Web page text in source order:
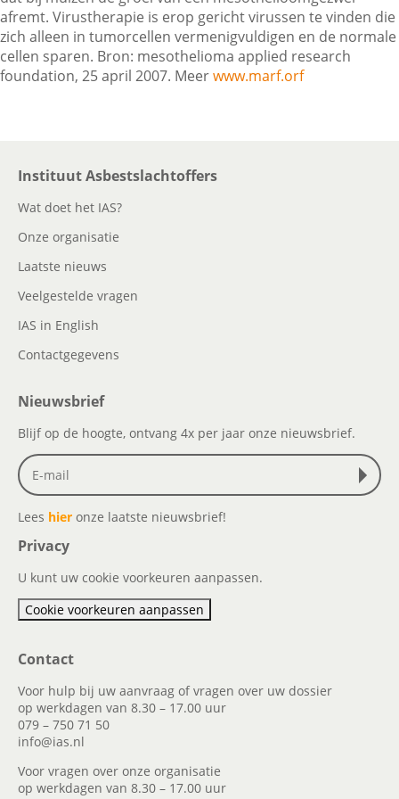
Contactgegevens
afremt. Virustherapie is erop gericht virussen te vinden die
zich alleen in tumorcellen vermenigvuldigen en de normale
cellen sparen. Bron: mesothelioma applied research
foundation, 25 april 2007. Meerwww.marf.orf
Instituut Asbestslachtoffers
Wat doet het IAS?
Onze organisatie
Laatste nieuws
Veelgestelde vragen
IAS in English
Contactgegevens
Nieuwsbrief
Blijf op de hoogte, ontvang 4x per jaar onze nieuwsbrief.
Lees hier onze laatste nieuwsbrief!
Privacy
U kunt uw cookie voorkeuren aanpassen.
Cookie voorkeuren aanpassen
Contact
Voor hulp bij uw aanvraag of vragen over uw dossier
op werkdagen van 8.30 – 17.00 uur
079 – 750 71 50
info@ias.nl
Voor vragen over onze organisatie
op werkdagen van 8.30 – 17.00 uur